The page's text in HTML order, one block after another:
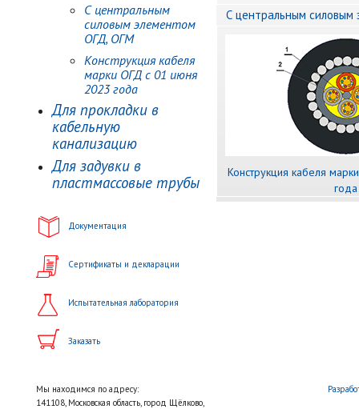
С центральным
силовым элементом
ОГД, ОГМ
Конструкция кабеля
марки ОГД с 01 июня
2023 года
Для прокладки в
кабельную
канализацию
Для задувки в
пластмассовые трубы
Документация
Сертификаты и декларации
Испытательная лаборатория
Заказать
С центральным
Конструкция кабеля
года
Мы находимся по адресу:
141108, Московская область, город Щёлково,